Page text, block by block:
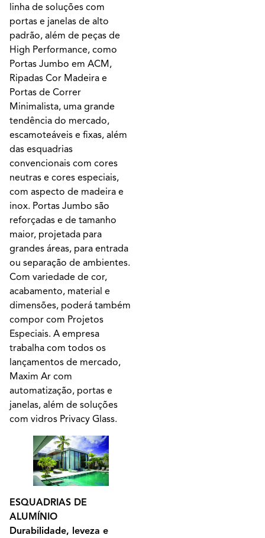
linha de soluções com
portas e janelas de alto
padrão, além de peças de
High Performance, como
Portas Jumbo em ACM,
Ripadas Cor Madeira e
Portas de Correr
Minimalista, uma grande
tendência do mercado,
escamoteáveis e fixas, além
das esquadrias
convencionais com cores
neutras e cores especiais,
com aspecto de madeira e
inox. Portas Jumbo são
reforçadas e de tamanho
maior, projetada para
grandes áreas, para entrada
ou separação de ambientes.
Com variedade de cor,
acabamento, material e
dimensões, poderá também
compor com Projetos
Especiais. A empresa
trabalha com todos os
lançamentos de mercado,
Maxim Ar com
automatização, portas e
janelas, além de soluções
com vidros Privacy Glass.
ESQUADRIAS DE
ALUMÍNIO
Durabilidade, leveza e